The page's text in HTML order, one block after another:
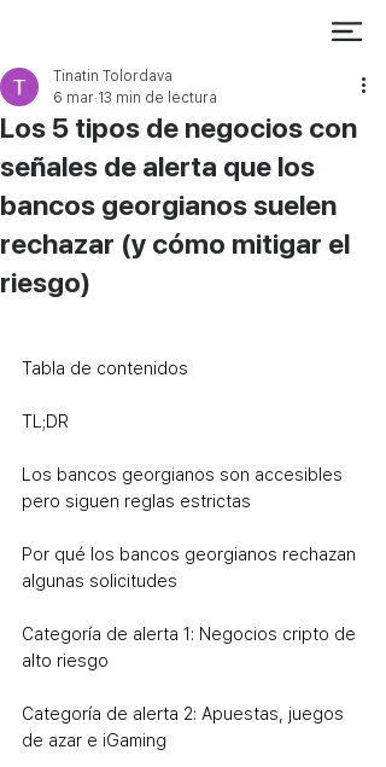
Los 5 tipos de negocios con
señales de alerta que los
bancos georgianos suelen
rechazar (y cómo mitigar el
riesgo)
Tinatin Tolordava
6 mar 13 min de lectura
Tabla de contenidos
TL;DR
Los bancos georgianos son accesibles
pero siguen reglas estrictas
Por qué los bancos georgianos rechazan
algunas solicitudes
Categoría de alerta 1: Negocios cripto de
alto riesgo
Categoría de alerta 2: Apuestas, juegos
de azar e iGaming